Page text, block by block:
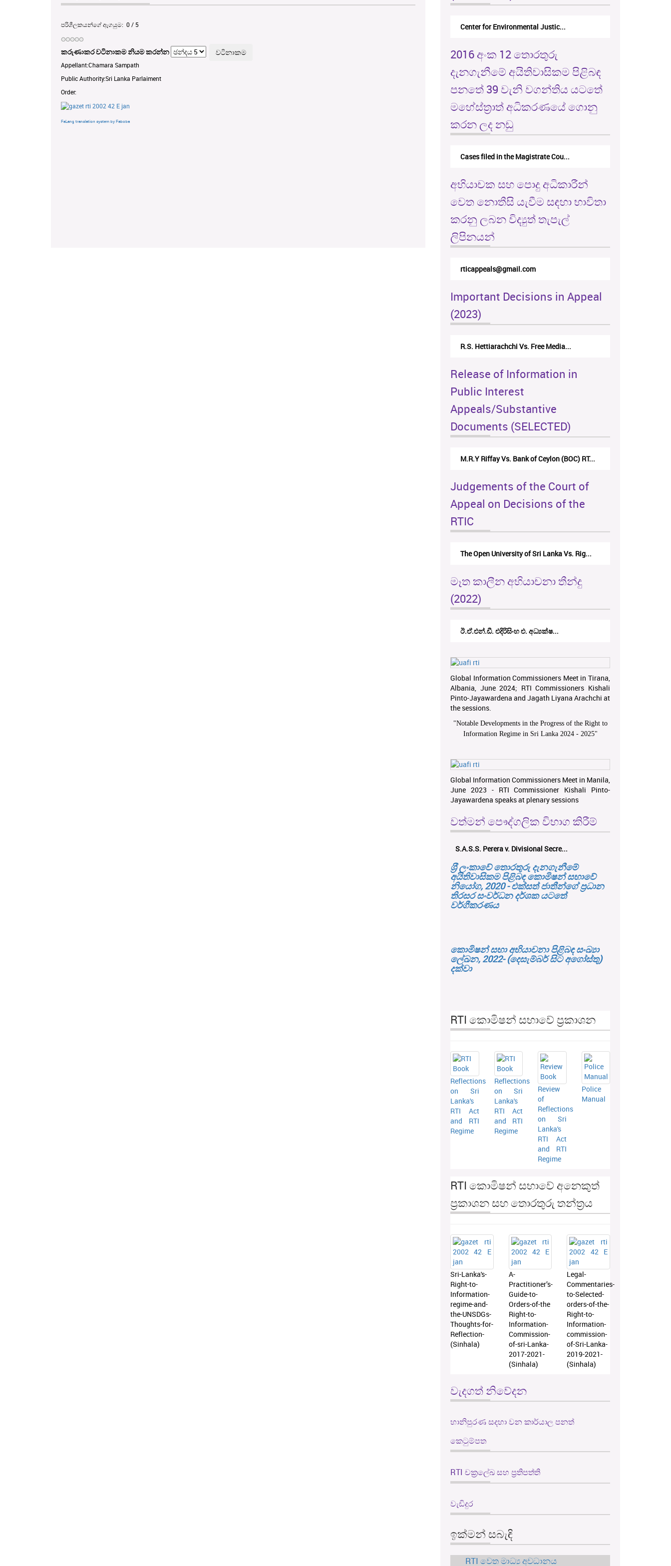
පරිශීලකයන්ගේ ඇගයුම: 0/ 5
කරුණාකර වටිනාකම නියම කරන්න
Appellant:Chamara Sampath
Public Authority:Sri Lanka Parlaiment
Order:
FaLang translation system by Faboba
Center for Environmental Justic...
2016 අංක 12 තොරතුරු
දැනගැනීමේ අයිතිවාසිකම පිළිබඳ
පනතේ 39 වැනි වගන්තිය යටතේ
මහේස්ත්‍රාත් අධිකරණයේ ගොනු
කරන ලද නඩු
Cases filed in the Magistrate Cou...
අභියාචක සහ පොදු අධිකාරීන්
වෙත නොතීසි යැවීම සඳහා භාවිතා
කරනු ලබන විද්‍යුත් තැපැල්
ලිපිනයන්
rticappeals@gmail.com
Important Decisions in Appeal
(2023)
R.S. Hettiarachchi Vs. Free Media...
Release of Information in
Public Interest
Appeals/Substantive
Documents (SELECTED)
M.R.Y Riffay Vs. Bank of Ceylon (BOC) RT...
Judgements of the Court of
Appeal on Decisions of the
RTIC
The Open University of Sri Lanka Vs. Rig...
මෑත කාලීන අභියාචනා තීන්දු
(2022)
ඊ.ඒ.එන්.ඩී. එදිරිසිංහ එ. අධ්‍යක්ෂ...
Global Information Commissioners Meet in Tirana,
Albania, June 2024; RTI Commissioners Kishali
Pinto-Jayawardena and Jagath Liyana Arachchi at
the sessions.
"Notable Developments in the Progress of the Right to
Information Regime in Sri Lanka 2024 - 2025"
Global Information Commissioners Meet in Manila,
June 2023 - RTI Commissioner Kishali Pinto-
Jayawardena speaks at plenary sessions
වත්මන් පෞද්ගලික විභාග කිරීම්
S.A.S.S. Perera v. Divisional Secre...
ශ‍්‍රී ලංකාවේ තොරතුරු දැනගැනීමේ
අයිතිවාසිකම පිළිබඳ කොමිෂන් සභාවේ
නියෝග, 2020 - එක්සත් ජාතීන්ගේ ප්‍රධාන
තිරසර සංවර්ධන දර්ශක යටතේ
වර්ගීකරණය
කොමිෂන් සභා අභියාචනා පිළිබඳ සංඛ්‍යා
ලේඛන, 2022- (දෙසැම්බර් සිට අගෝස්තු)
දක්වා
RTI කොමිෂන් සභාවේ ප්‍රකාශන
Reflections
on Sri
Lanka's
RTI Act
and RTI
Regime
Reflections
on Sri
Lanka's
RTI Act
and RTI
Regime
Review
of
Reflections
on Sri
Lanka's
RTI Act
and RTI
Regime
Police
Manual
RTI කොමිෂන් සභාවේ අනෙකුත්
ප්‍රකාශන සහ තොරතුරු තන්ත්‍රය
Sri-Lanka's-
Right-to-
Information-
regime-and-
the-UNSDGs-
Thoughts-for-
Reflection-
(Sinhala)
A-
Practitioner’s-
Guide-to-
Orders-of-the
Right-to-
Information-
Commission-
of-sri-Lanka-
2017-2021-
(Sinhala)
Legal-
Commentaries-
to-Selected-
orders-of-the-
Right-to-
Information-
commission-
of-Sri-Lanka-
2019-2021-
(Sinhala)
වැදගත් නිවේදන
හානිපුරණ සදහා වන කාර්යාල පනත්
කෙටුම්පත
RTI චක්‍රලේඛ සහ ප්‍රතිපත්ති
වැඩිදුර
ඉක්මන් සබැඳි
RTI වෙත මාධ්‍ය අවධානය